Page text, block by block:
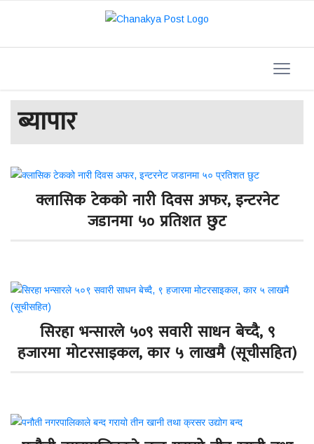
ब्यापार
क्लासिक टेकको नारी दिवस अफर, इन्टरनेट
जडानमा ५० प्रतिशत छुट
सिरहा भन्सारले ५०९ सवारी साधन बेच्दै, ९
हजारमा मोटरसाइकल, कार ५ लाखमै (सूचीसहित)